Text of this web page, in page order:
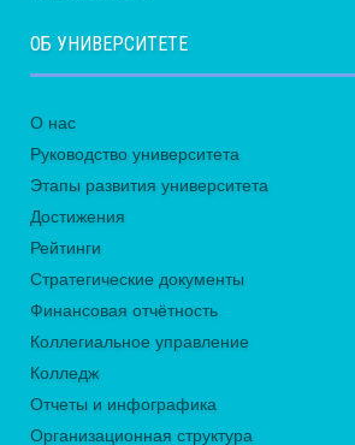
ОБ УНИВЕРСИТЕТЕ
О нас
Руководство университета
Этапы развития университета
Достижения
Рейтинги
Стратегические документы
Финансовая отчётность
Коллегиальное управление
Колледж
Отчеты и инфографика
Организационная структура